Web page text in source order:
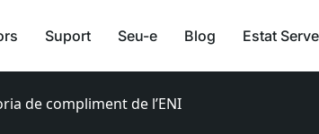
Suport Seu-e Blog Estat
de compliment de l’ENI